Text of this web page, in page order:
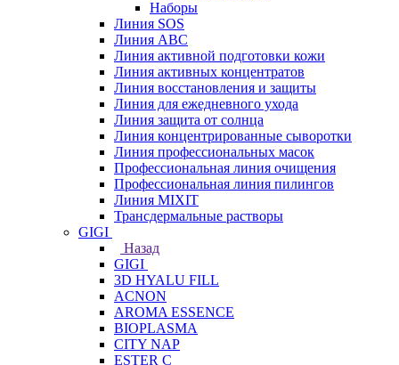
Наборы
Линия SOS
Линия АВС
Линия активной подготовки кожи
Линия активных концентратов
Линия восстановления и защиты
Линия для ежедневного ухода
Линия защита от солнца
Линия концентрированные сыворотки
Линия профессиональных масок
Профессиональная линия очищения
Профессиональная линия пилингов
Линия MIXIT
Трансдермальные растворы
GIGI
Назад
GIGI
3D HYALU FILL
ACNON
AROMA ESSENCE
BIOPLASMA
CITY NAP
ESTER C